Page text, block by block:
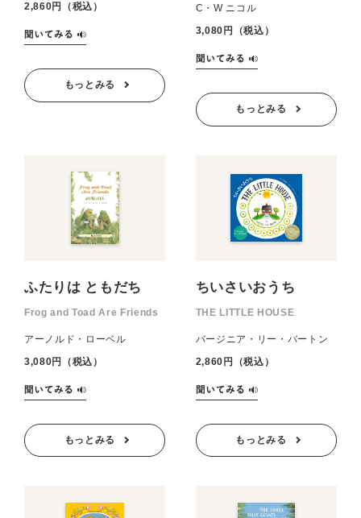
2,860円（税込）
もっとみる
C・W ニコル
3,080円（税込）
もっとみる
ふたりは ともだち
Frog and Toad Are Friends
アーノルド・ローベル
3,080円（税込）
もっとみる
ちいさいおうち
THE LITTLE HOUSE
バージニア・リー・バートン
2,860円（税込）
もっとみる